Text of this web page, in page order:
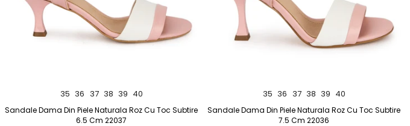
35 36 37 38 39 40
Sandale Dama Din Piele Naturala Roz Cu Toc Subtire
6.5 Cm 22037
35 36 37 38 39 40
Sandale Dama Din Piele Naturala Roz Cu Toc Subtire
7.5 Cm 22036